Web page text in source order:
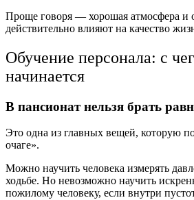
Проще говоря — хорошая атмосфера и
действительно влияют на качество
Обучение персонала: с
начинается
В пансионат нельзя брать
Это одна из главных вещей, которую
очаге».
Можно научить человека измерять
ходьбе. Но невозможно научить
пожилому человеку, если внутри